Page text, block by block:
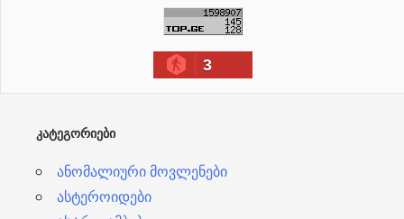
3
ᲙᲐᲢᲔᲒᲝᲠᲘᲔᲑᲘ
ანომალიური მოვლენები
ასტეროიდები